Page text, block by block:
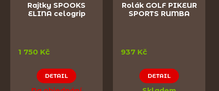
Rajtky SPOOKS
ELINA celogrip
1 750 Kč
DETAIL
Rolák GOLF PIKEUR
SPORTS RUMBA
937 Kč
DETAIL